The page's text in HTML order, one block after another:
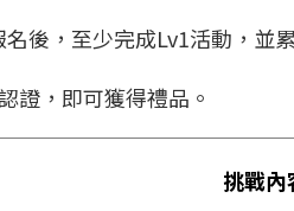
後，至少完成Lv1活動，並
證，即可獲得禮品。
挑戰內